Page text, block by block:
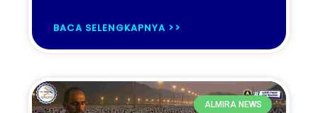
BACA SELENGKAPNYA >>
ALMIRA NEWS